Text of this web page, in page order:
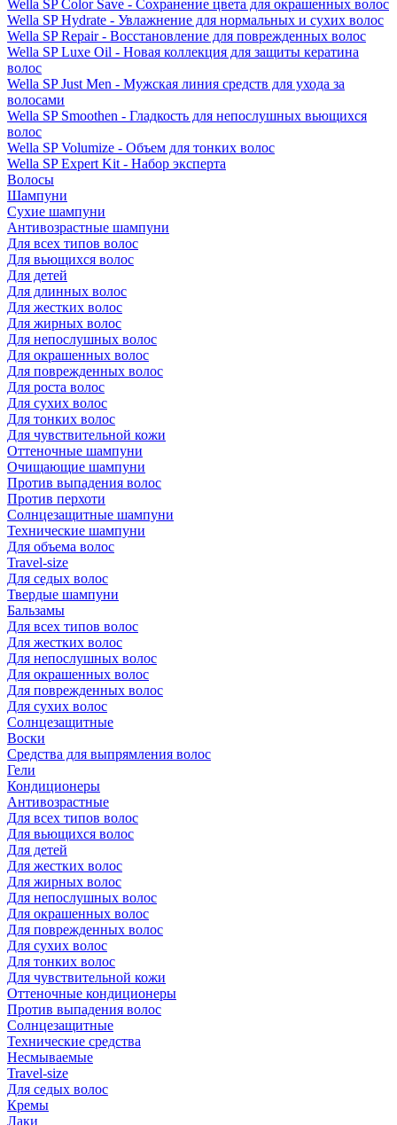
Wella SP Color Save - Сохранение цвета для окрашенных волос
Wella SP Hydrate - Увлажнение для нормальных и сухих волос
Wella SP Repair - Восстановление для поврежденных волос
Wella SP Luxe Oil - Новая коллекция для защиты кератина
волос
Wella SP Just Men - Мужская линия средств для ухода за
волосами
Wella SP Smoothen - Гладкость для непослушных вьющихся
волос
Wella SP Volumize - Объем для тонких волос
Wella SP Expert Kit - Набор эксперта
Волосы
Шампуни
Сухие шампуни
Антивозрастные шампуни
Для всех типов волос
Для вьющихся волос
Для детей
Для длинных волос
Для жестких волос
Для жирных волос
Для непослушных волос
Для окрашенных волос
Для поврежденных волос
Для роста волос
Для сухих волос
Для тонких волос
Для чувствительной кожи
Оттеночные шампуни
Очищающие шампуни
Против выпадения волос
Против перхоти
Солнцезащитные шампуни
Технические шампуни
Для объема волос
Travel-size
Для седых волос
Твердые шампуни
Бальзамы
Для всех типов волос
Для жестких волос
Для непослушных волос
Для окрашенных волос
Для поврежденных волос
Для сухих волос
Солнцезащитные
Воски
Средства для выпрямления волос
Гели
Кондиционеры
Антивозрастные
Для всех типов волос
Для вьющихся волос
Для детей
Для жестких волос
Для жирных волос
Для непослушных волос
Для окрашенных волос
Для поврежденных волос
Для сухих волос
Для тонких волос
Для чувствительной кожи
Оттеночные кондиционеры
Против выпадения волос
Солнцезащитные
Технические средства
Несмываемые
Travel-size
Для седых волос
Кремы
Лаки